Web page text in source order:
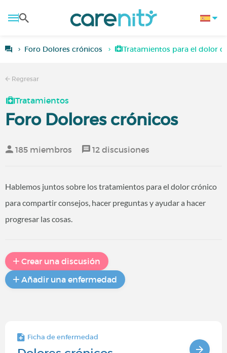
Foro Dolores crónicos Tratamientos para el dolor
Regresar
Tratamientos
Foro Dolores crónicos
185 miembros 12 discusiones
Hablemos juntos sobre los tratamientos para el dolor crónico
para compartir consejos, hacer preguntas y ayudar a hacer
progresar las cosas.
Crear una discusión
Añadir una enfermedad
Ficha de enfermedad